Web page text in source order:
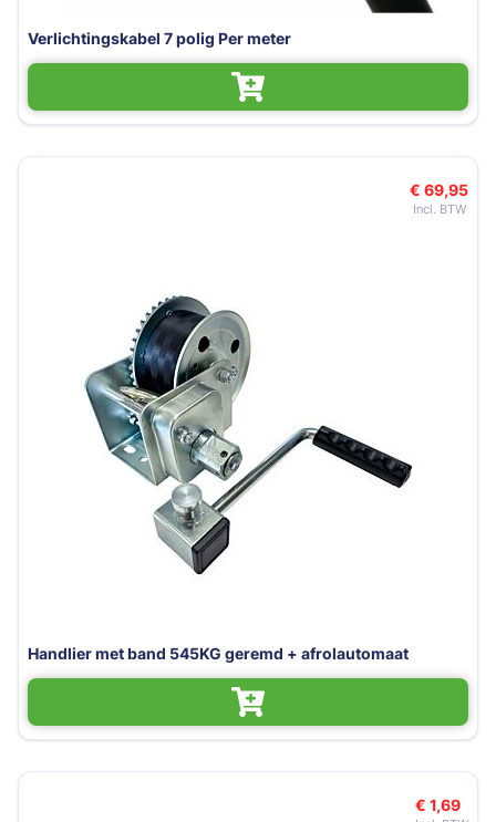
Verlichtingskabel 7 polig Per meter
€ 69,95
Handlier met band 545KG geremd + afrolautomaat
€ 1,69